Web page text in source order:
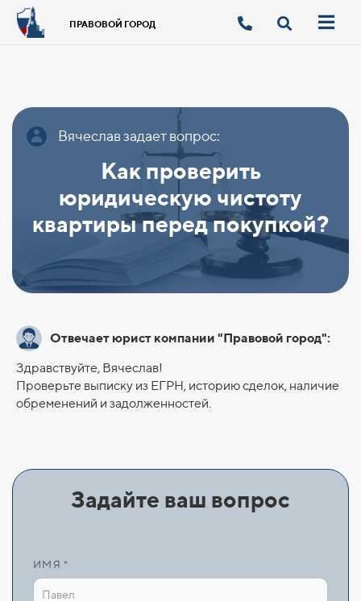
ПРАВОВОЙ ГОРОД
Вячеслав задает вопрос:
Как проверить
юридическую чистоту
квартиры перед покупкой?
Отвечает юрист компании "Правовой город":
Здравствуйте, Вячеслав!
Проверьте выписку из ЕГРН, историю сделок, наличие
обременений и задолженностей.
Задайте ваш вопрос
ИМЯ *